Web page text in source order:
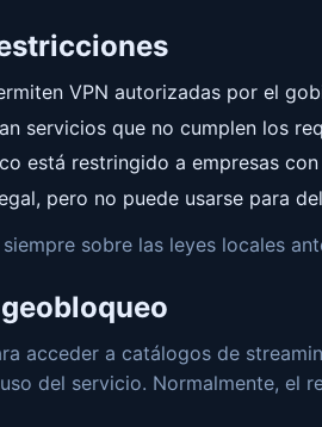
VPN autorizadas por el
servicios que no cumplen los
está restringido a empresas
pero no puede usarse para
sobre las leyes locales
acceder a catálogos de
del servicio. Normalmente, el